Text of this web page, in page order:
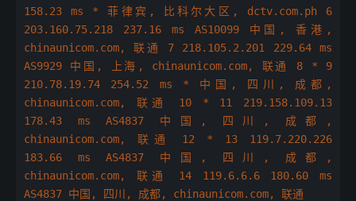
158.23 ms * 菲律宾, 比科尔大区, dctv.com.ph 6
203.160.75.218 237.16 ms AS10099 中国, 香港,
chinaunicom.com, 联通 7 218.105.2.201 229.64 ms
AS9929 中国, 上海, chinaunicom.com, 联通 8 * 9
210.78.19.74 254.52 ms * 中国, 四川, 成都,
chinaunicom.com, 联通 10 * 11 219.158.109.13
178.43 ms AS4837 中国, 四川, 成都,
chinaunicom.com, 联通 12 * 13 119.7.220.226
183.66 ms AS4837 中国, 四川, 成都,
chinaunicom.com, 联通 14 119.6.6.6 180.60 ms
AS4837 中国, 四川, 成都, chinaunicom.com, 联通